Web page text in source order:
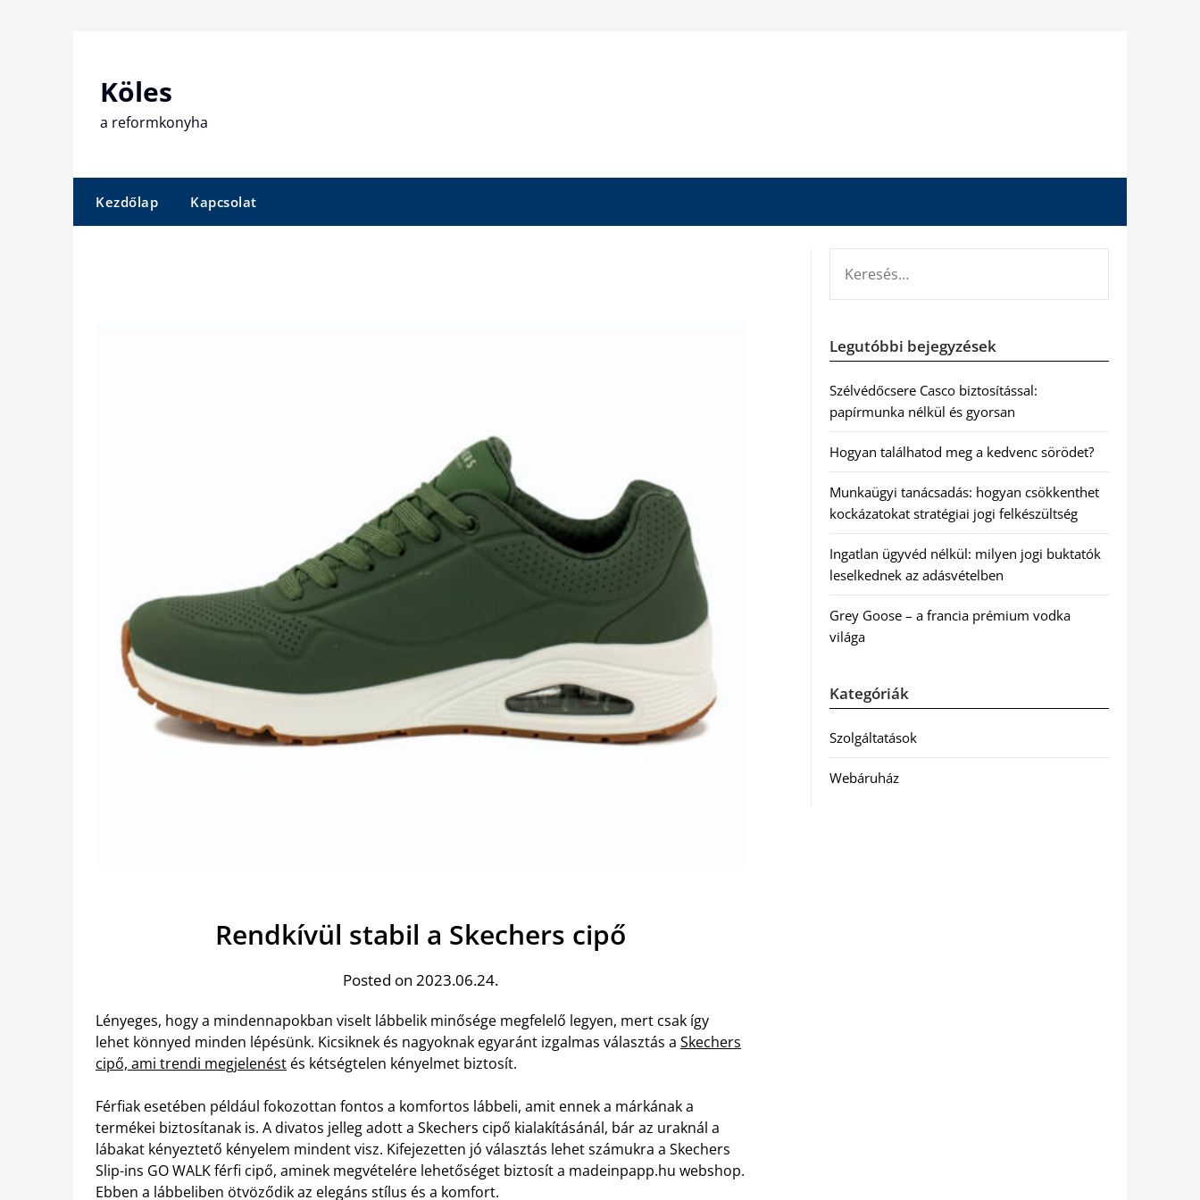
Köles
a reformkonyha
Kezdőlap Kapcsolat
Rendkívül stabil a Skechers cipő
Posted on 2023.06.24.
Lényeges, hogy a mindennapokban viselt lábbelik minősége megfelelő legyen, mert csak így
lehet könnyed minden lépésünk. Kicsiknek és nagyoknak egyaránt izgalmas választás a Skechers
cipő, ami trendi megjelenést és kétségtelen kényelmet biztosít.
Férfiak esetében például fokozottan fontos a komfortos lábbeli, amit ennek a márkának a
termékei biztosítanak is. A divatos jelleg adott a Skechers cipő kialakításánál, bár az uraknál a
lábakat kényeztető kényelem mindent visz. Kifejezetten jó választás lehet számukra a Skechers
Slip-ins GO WALK férfi cipő, aminek megvételére lehetőséget biztosít a madeinpapp.hu webshop.
Ebben a lábbeliben ötvöződik az elegáns stílus és a komfort.
Legutóbbi bejegyzések
Szélvédőcsere Casco biztosítással:
papírmunka nélkül és gyorsan
Hogyan találhatod meg a kedvenc sörödet?
Munkaügyi tanácsadás: hogyan csökkenthet
kockázatokat stratégiai jogi felkészültség
Ingatlan ügyvéd nélkül: milyen jogi buktatók
leselkednek az adásvételben
Grey Goose – a francia prémium vodka
világa
Kategóriák
Szolgáltatások
Webáruház